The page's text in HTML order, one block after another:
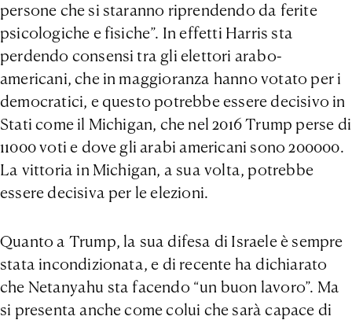
persone che si staranno riprendendo da ferite
psicologiche e fisiche”. In effetti Harris sta
perdendo consensi tra gli elettori arabo-
americani, che in maggioranza hanno votato per i
democratici, e questo potrebbe essere decisivo in
Stati come il Michigan, che nel 2016 Trump perse di
11000 voti e dove gli arabi americani sono 200000.
La vittoria in Michigan, a sua volta, potrebbe
essere decisiva per le elezioni.
Quanto a Trump, la sua difesa di Israele è sempre
stata incondizionata, e di recente ha dichiarato
che Netanyahu sta facendo “un buon lavoro”. Ma
si presenta anche come colui che sarà capace di